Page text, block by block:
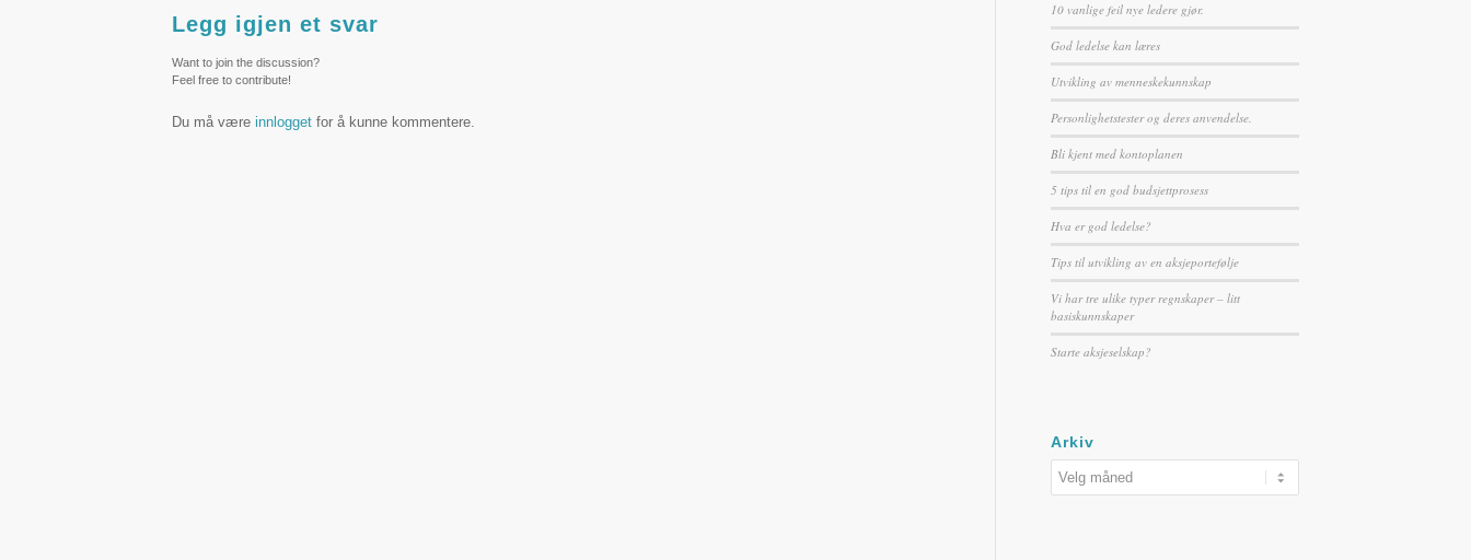
Legg igjen et svar
Want to join the discussion?
Feel free to contribute!
Du må være innlogget for å kunne kommentere.
10 vanlige feil nye ledere gjør.
God ledelse kan læres
Utvikling av menneskekunnskap
Personlighetstester og deres anvendelse.
Bli kjent med kontoplanen
5 tips til en god budsjettprosess
Hva er god ledelse?
Tips til utvikling av en aksjeportefølje
Vi har tre ulike typer regnskaper – litt
basiskunnskaper
Starte aksjeselskap?
Arkiv